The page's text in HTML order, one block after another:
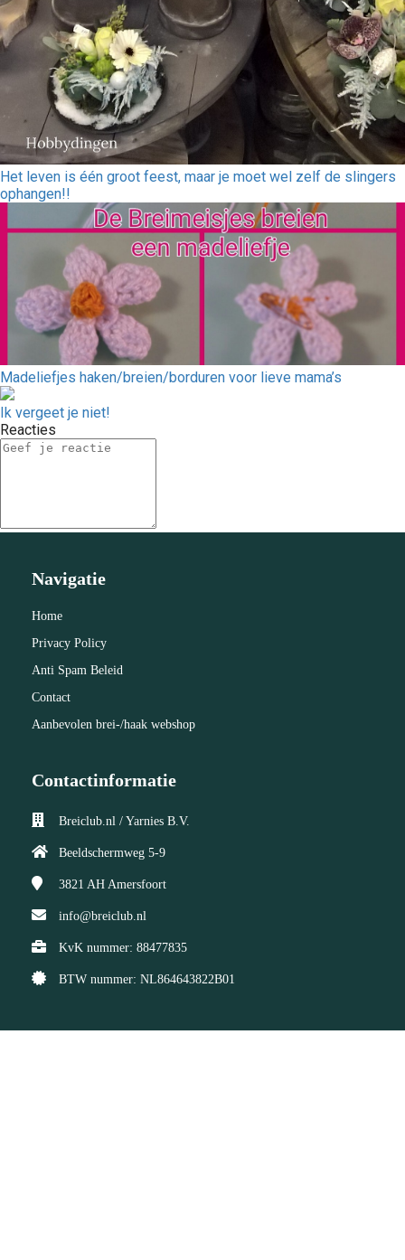
Het leven is één groot feest, maar je moet wel zelf de slingers
ophangen!!
Madeliefjes haken/breien/borduren voor lieve mama’s
Ik vergeet je niet!
Reacties
Navigatie
Home
Privacy Policy
Anti Spam Beleid
Contact
Aanbevolen brei-/haak webshop
Contactinformatie
Breiclub.nl / Yarnies B.V.
Beeldschermweg 5-9
3821 AH Amersfoort
info@breiclub.nl
KvK nummer: 88477835
BTW nummer: NL864643822B01